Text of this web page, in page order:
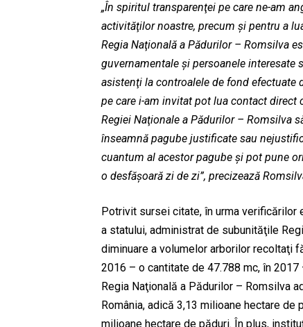
„În spiritul transparenţei pe care ne-am
activităţilor noastre, precum şi pentru a
Regia Naţională a Pădurilor – Romsilva
guvernamentale şi persoanele interesate
asistenţi la controalele de fond
pe care i-am invitat pot lua contact
Regiei Naţionale a Pădurilor – Romsilva
înseamnă pagube justificate sau
cuantum al acestor pagube şi pot pune
o desfăşoară zi de zi”, precizează
Potrivit sursei citate, în urma
a statului, administrat de subunităţile
diminuare a volumelor arborilor recoltaţi
2016 – o cantitate de 47.788 mc, în
Regia Naţională a Pădurilor – Romsilva
România, adică 3,13 milioane hectare
milioane hectare de păduri. În plus,